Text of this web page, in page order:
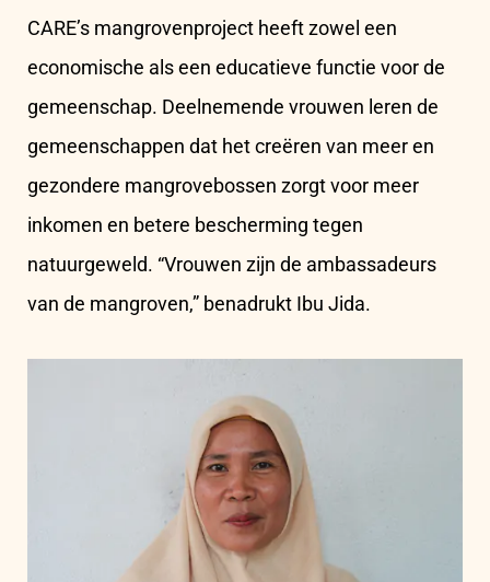
CARE’s mangrovenproject heeft zowel een
economische als een educatieve functie voor de
gemeenschap. Deelnemende vrouwen leren de
gemeenschappen dat het creëren van meer en
gezondere mangrovebossen zorgt voor meer
inkomen en betere bescherming tegen
natuurgeweld. “Vrouwen zijn de ambassadeurs
van de mangroven,” benadrukt Ibu Jida.